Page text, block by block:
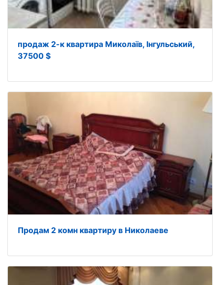
продаж 2-к квартира Миколаїв, Інгульський,
37500 $
Продам 2 комн квартиру в Николаеве